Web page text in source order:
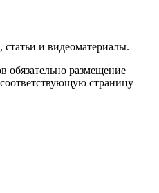
и видеоматериалы.
обязательно размещение
страницу